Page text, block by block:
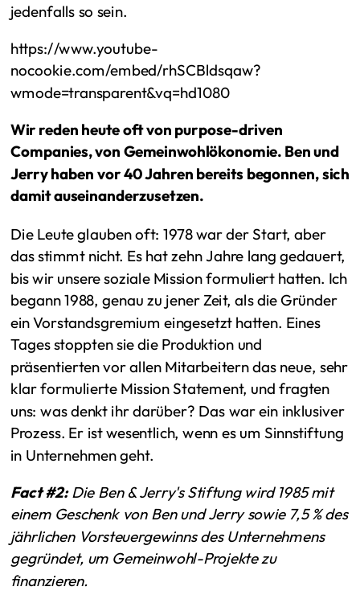
jedenfalls so sein.
https://www.youtube-
nocookie.com/embed/rhSCBldsqaw?
wmode=transparent&vq=hd1080
Wir reden heute oft von purpose-driven
Companies, von Gemeinwohlökonomie. Ben und
Jerry haben vor 40 Jahren bereits begonnen, sich
damit auseinanderzusetzen.
Die Leute glauben oft: 1978 war der Start, aber
das stimmt nicht. Es hat zehn Jahre lang gedauert,
bis wir unsere soziale Mission formuliert hatten. Ich
begann 1988, genau zu jener Zeit, als die Gründer
ein Vorstandsgremium eingesetzt hatten. Eines
Tages stoppten sie die Produktion und
präsentierten vor allen Mitarbeitern das neue, sehr
klar formulierte Mission Statement, und fragten
uns: was denkt ihr darüber? Das war ein inklusiver
Prozess. Er ist wesentlich, wenn es um Sinnstiftung
in Unternehmen geht.
Fact #2:Die Ben & Jerry's Stiftung wird 1985 mit
einem Geschenk von Ben und Jerry sowie 7,5 % des
jährlichen Vorsteuergewinns des Unternehmens
gegründet, um Gemeinwohl-Projekte zu
finanzieren.